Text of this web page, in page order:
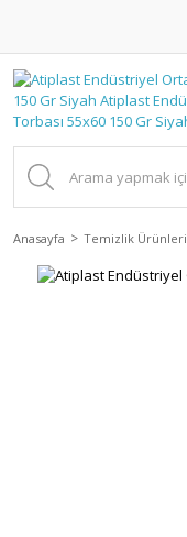
Anasayfa Temizlik Ürünleri